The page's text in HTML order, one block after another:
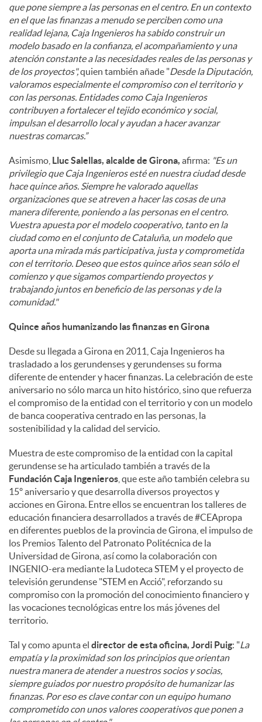
que pone siempre a las personas en el centro. En un contexto
en el que las finanzas a menudo se perciben como una
realidad lejana, Caja Ingenieros ha sabido construir un
modelo basado en la confianza, el acompañamiento y una
atención constante a las necesidades reales de las personas y
de los proyectos",quien también añade "Desde la Diputación,
valoramos especialmente el compromiso con el territorio y
con las personas. Entidades como Caja Ingenieros
contribuyen a fortalecer el tejido económico y social,
impulsan el desarrollo local y ayudan a hacer avanzar
nuestras comarcas.”
Asimismo, Lluc Salellas, alcalde de Girona, afirma: "Es un
privilegio que Caja Ingenieros esté en nuestra ciudad desde
hace quince años. Siempre he valorado aquellas
organizaciones que se atreven a hacer las cosas de una
manera diferente, poniendo a las personas en el centro.
Vuestra apuesta por el modelo cooperativo, tanto en la
ciudad como en el conjunto de Cataluña, un modelo que
aporta una mirada más participativa, justa y comprometida
con el territorio. Deseo que estos quince años sean sólo el
comienzo y que sigamos compartiendo proyectos y
trabajando juntos en beneficio de las personas y de la
comunidad."
Quince años humanizando las finanzas en Girona
Desde su llegada a Girona en 2011, Caja Ingenieros ha
trasladado a los gerundenses y gerundenses su forma
diferente de entender y hacer finanzas. La celebración de este
aniversario no sólo marca un hito histórico, sino que refuerza
el compromiso de la entidad con el territorio y con un modelo
de banca cooperativa centrado en las personas, la
sostenibilidad y la calidad del servicio.
Muestra de este compromiso de la entidad con la capital
gerundense se ha articulado también a través de la
Fundación Caja Ingenieros , que este año también celebra su
15º aniversario y que desarrolla diversos proyectos y
acciones en Girona. Entre ellos se encuentran los talleres de
educación financiera desarrollados a través de #CEApropa
en diferentes pueblos de la provincia de Girona, el impulso de
los Premios Talento del Patronato Politécnica de la
Universidad de Girona, así como la colaboración con
INGENIO-era mediante la Ludoteca STEM y el proyecto de
televisión gerundense "STEM en Acció", reforzando su
compromiso con la promoción del conocimiento financiero y
las vocaciones tecnológicas entre los más jóvenes del
territorio.
Tal y como apunta el director de esta oficina, Jordi Puig: "La
empatía y la proximidad son los principios que orientan
nuestra manera de atender a nuestros socios y socias,
siempre guiados por nuestro propósito de humanizar las
finanzas. Por eso es clave contar con un equipo humano
comprometido con unos valores cooperativos que ponen a